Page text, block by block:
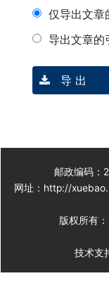
仅导出文章
导出文章的
导 出
邮政编码：
网址：http://
版权所有
技术支